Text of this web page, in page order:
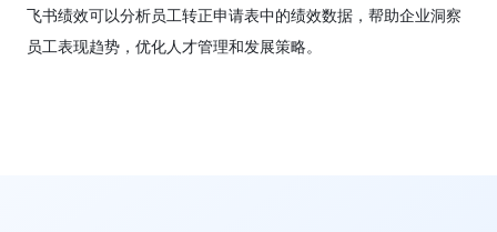
飞书绩效可以分析员工转正申请表中的绩效数据，帮助企业洞察
员工表现趋势，优化人才管理和发展策略。